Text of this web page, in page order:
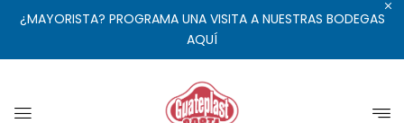
¿MAYORISTA? PROGRAMA UNA VISITA A NUESTRAS BODEGAS
AQUÍ